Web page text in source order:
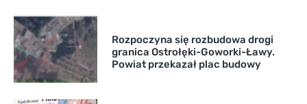
Rozpoczyna się rozbudowa drogi
granica Ostrołęki-Goworki-Ławy.
Powiat przekazał plac budowy